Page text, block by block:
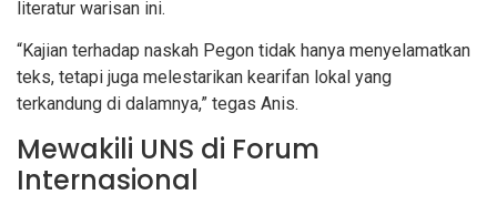
literatur warisan ini.
“Kajian terhadap naskah Pegon tidak hanya menyelamatkan
teks, tetapi juga melestarikan kearifan lokal yang
terkandung di dalamnya,” tegas Anis.
Mewakili UNS di Forum
Internasional